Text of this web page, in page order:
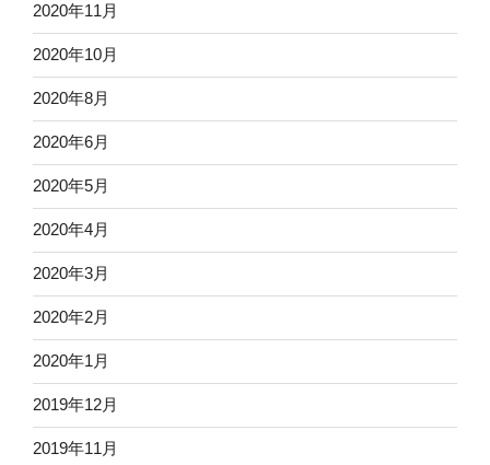
2020年11月
2020年10月
2020年8月
2020年6月
2020年5月
2020年4月
2020年3月
2020年2月
2020年1月
2019年12月
2019年11月